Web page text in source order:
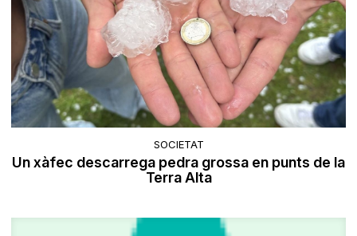
SOCIETAT
Un xàfec descarrega pedra grossa en punts de la
Terra Alta